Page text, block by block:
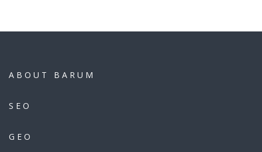
ABOUT BARUM
SEO
GEO